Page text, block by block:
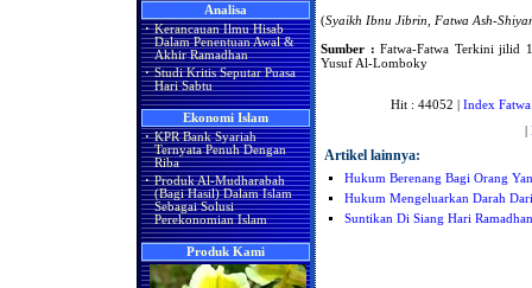
Analisa
· Kerancauan Ilmu Hisab
Dalam Penentuan Awal &
Akhir Ramadhan
· Studi Kritis Seputar Puasa
Hari Sabtu
Ekonomi Islam
· KPR Bank Syariah
Ternyata Penuh Dengan
Riba
· Produk Al-Mudharabah
(Bagi Hasil) Dalam Islam
Sebagai Solusi
Perekonomian Islam
Produk Kami
(Syaikh Ibnu Jibrin, Fatwa Ash-
Sumber : Fatwa-Fatwa Terkini jilid
Yusuf Al-Lomboky
Hit : 44052 | Index Fatwa
Artikel lainnya:
Hukum Berenang Bagi Orang
Hukum Mengeluarkan Darah
Suntikan Di Siang Hari Ramadhan